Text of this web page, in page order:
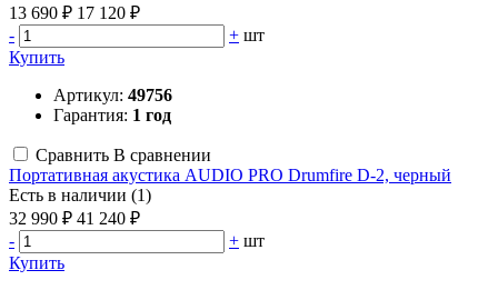
13 690 ₽ 17 120 ₽
-
+ шт
Купить
Артикул: 49756
Гарантия: 1 год
Сравнить В сравнении
Портативная акустика AUDIO PRO Drumfire D-2, черный
Есть в наличии (1)
32 990 ₽ 41 240 ₽
-
+ шт
Купить